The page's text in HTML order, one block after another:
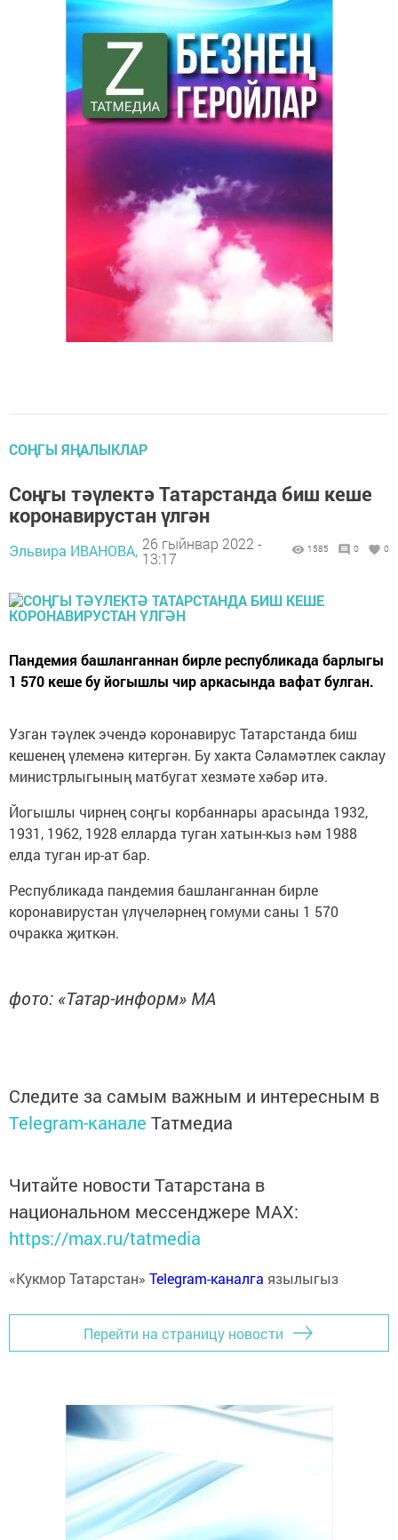
СОҢГЫ ЯҢАЛЫКЛАР
Соңгы тәүлектә Татарстанда биш кеше
коронавирустан үлгән
Эльвира ИВАНОВА, 26 гыйнвар 2022 -
13:17
1585 0 0
Пандемия башланганнан бирле республикада барлыгы
1 570 кеше бу йогышлы чир аркасында вафат булган.
Узган тәүлек эчендә коронавирус Татарстанда биш
кешенең үлеменә китергән. Бу хакта Сәламәтлек саклау
министрлыгының матбугат хезмәте хәбәр итә.
Йогышлы чирнең соңгы корбаннары арасында 1932,
1931, 1962, 1928 елларда туган хатын-кыз һәм 1988
елда туган ир-ат бар.
Республикада пандемия башланганнан бирле
коронавирустан үлүчеләрнең гомуми саны 1 570
очракка җиткән.
фото: «Татар-информ» МА
Следите за самым важным и интересным в
Telegram-канале Татмедиа
Читайте новости Татарстана в
национальном мессенджере MАХ:
https://max.ru/tatmedia
«Кукмор Татарстан» Telegram-каналга язылыгыз
Перейти на страницу новости